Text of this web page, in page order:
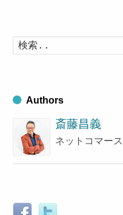
イ
ブ
Authors
斎藤昌義
ネットコマー